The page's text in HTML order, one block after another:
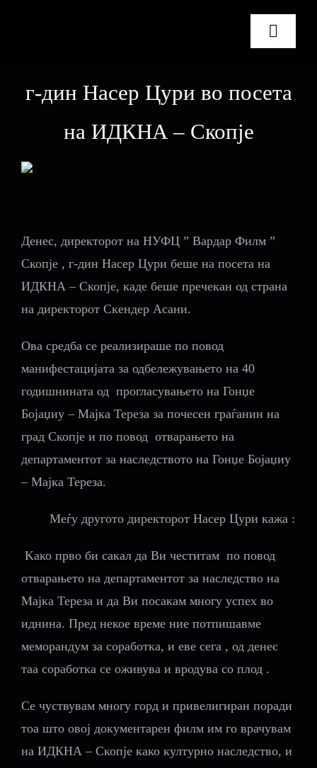
Toggle
Услуги
Контакт
Македонски
г-дин Насер Цури во посета
на ИДКНА – Скопје
Денес, директорот на НУФЦ ” Вардар Филм ”
Скопје , г-дин Насер Цури беше на посета на
ИДКНА – Скопје, каде беше пречекан од страна
на директорот Скендер Асани.
Ова средба се реализираше по повод
манифестацијата за одбележувањето на 40
годишнината од прогласувањето на Гонџе
Бојаџиу – Мајка Тереза за почесен граѓанин на
град Скопје и по повод отварањето на
департаментот за наследството на Гонџе Бојаџиу
– Мајка Тереза.
Меѓу другото директорот Насер Цури кажа :
Kaко прво би сакал да Ви честитам по повод
отварањето на департаментот за наследство на
Мајка Тереза и да Ви посакам многу успех во
иднина. Пред некое време ние потпишавме
меморандум за соработка, и еве сега , од денес
таа соработка се оживува и вродува со плод .
Се чуствувам многу горд и привелигиран поради
тоа што овој документарен филм им го врачувам
на ИДКНА – Скопје како културно наследство, и